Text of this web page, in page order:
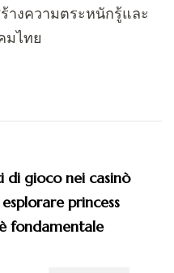
างความตระหนักรู้และ
มไทย
di gioco nei casinò
princess
fondamentale